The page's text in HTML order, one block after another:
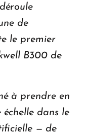
de
le premier
B300 de
à prendre en
dans le
— de